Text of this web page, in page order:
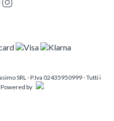
SRL - P.Iva 02435950999 - Tutti i
by